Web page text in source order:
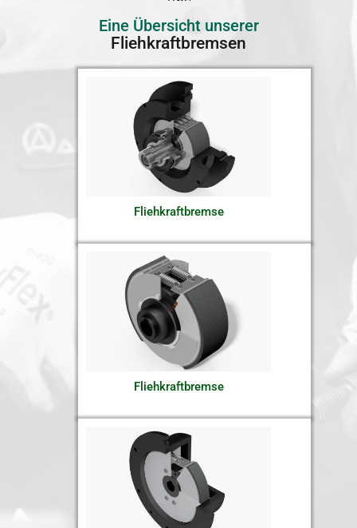
Eine Übersicht unserer
Fliehkraftbremsen
Fliehkraftbremse
Fliehkraftbremse